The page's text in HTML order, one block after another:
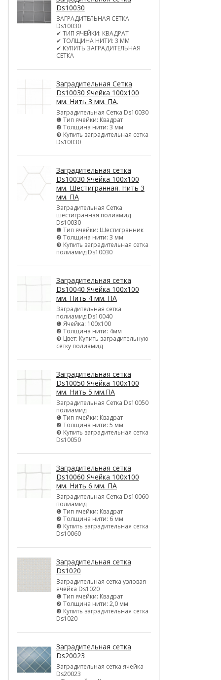
Ds10030
ЗАГРАДИТЕЛЬНАЯ СЕТКА
Ds10030
✔ ТИП ЯЧЕЙКИ: КВАДРАТ
✔ ТОЛЩИНА НИТИ: 3 ММ
✔ КУПИТЬ ЗАГРАДИТЕЛЬНАЯ
СЕТКА
Заградительная Сетка
Ds10030 Ячейка 100х100
мм. Нить 3 мм. ПА.
Заградительная Сетка Ds10030
❶ Тип ячейки: Квадрат
❷ Толщина нити: 3 мм
❸ Купить заградительная сетка
Ds10030
Заградительная сетка
Ds10030 Ячейка 100х100
мм. Шестигранная. Нить 3
мм. ПА
Заградительная Сетка
шестигранная полиамид
Ds10030
❶ Тип ячейки: Шестигранник
❷ Толщина нити: 3 мм
❸ Купить заградительная сетка
полиамид Ds10030
Заградительная сетка
Ds10040 Ячейка 100х100
мм. Нить 4 мм. ПА
Заградительная сетка
полиамид Ds10040
❶ Ячейка: 100х100
❷ Толщина нити: 4мм
❸ Цвет: Купить заградительную
сетку полиамид
Заградительная сетка
Ds10050 Ячейка 100х100
мм. Нить 5 мм.ПА
Заградительная Сетка Ds10050
полиамид
❶ Тип ячейки: Квадрат
❷ Толщина нити: 5 мм
❸ Купить заградительная сетка
Ds10050
Заградительная сетка
Ds10060 Ячейка 100х100
мм. Нить 6 мм. ПА
Заградительная Сетка Ds10060
полиамид
❶ Тип ячейки: Квадрат
❷ Толщина нити: 6 мм
❸ Купить заградительная сетка
Ds10060
Заградительная сетка
Ds1020
Заградительная сетка узловая
ячейка Ds1020
❶ Тип ячейки: Квадрат
❷ Толщина нити: 2,0 мм
❸ Купить заградительная сетка
Ds1020
Заградительная сетка
Ds20023
Заградительная сетка ячейка
Ds20023